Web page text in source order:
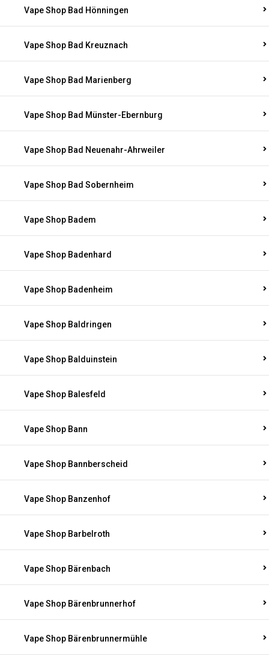
Vape Shop Bad Hönningen
Vape Shop Bad Kreuznach
Vape Shop Bad Marienberg
Vape Shop Bad Münster-Ebernburg
Vape Shop Bad Neuenahr-Ahrweiler
Vape Shop Bad Sobernheim
Vape Shop Badem
Vape Shop Badenhard
Vape Shop Badenheim
Vape Shop Baldringen
Vape Shop Balduinstein
Vape Shop Balesfeld
Vape Shop Bann
Vape Shop Bannberscheid
Vape Shop Banzenhof
Vape Shop Barbelroth
Vape Shop Bärenbach
Vape Shop Bärenbrunnerhof
Vape Shop Bärenbrunnermühle